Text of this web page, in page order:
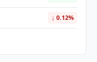
↓ 0.12%